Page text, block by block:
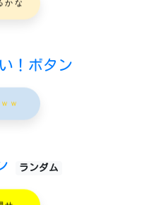
！ボタン
ｗ
ランダム